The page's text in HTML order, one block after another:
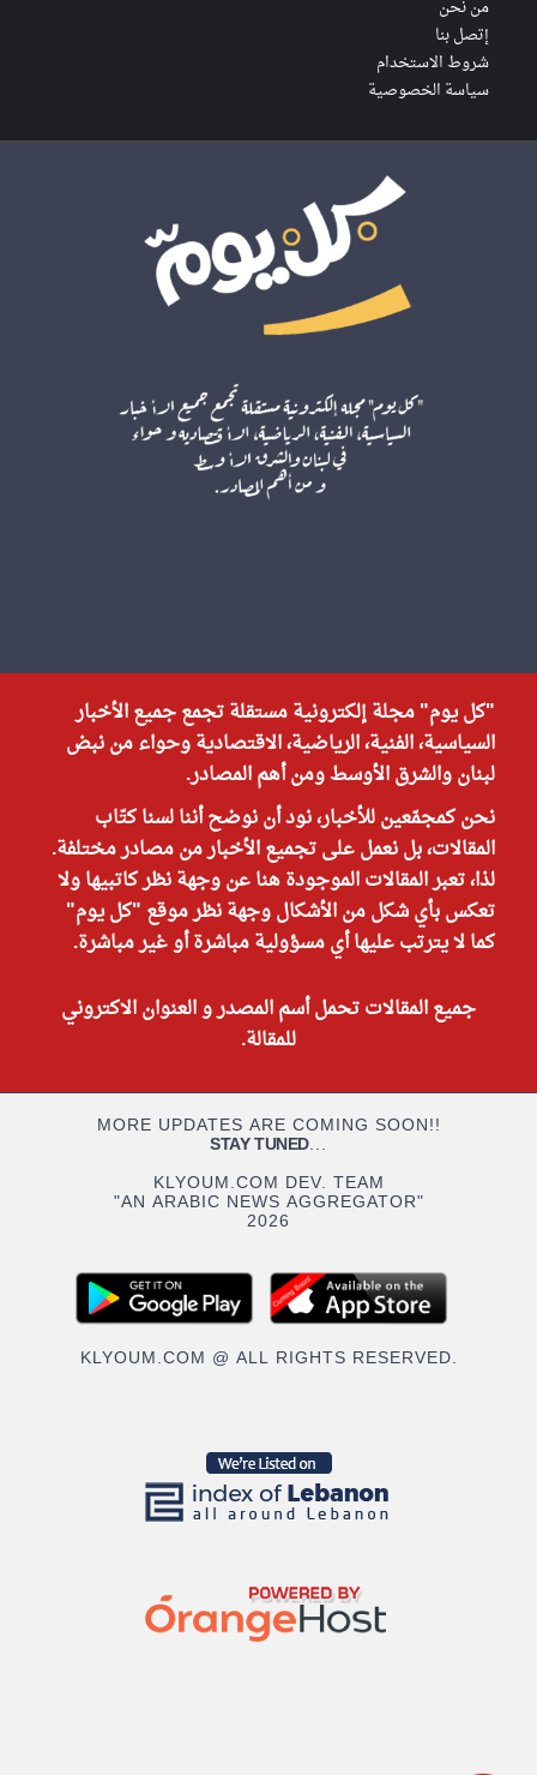
من نحن
إتصل بنا
شروط الاستخدام
سياسة الخصوصية
"كل يوم" مجلة إلكترونية مستقلة تجمع جميع الأخبار
السياسية، الفنية، الرياضية، الاقتصادية وحواء من نبض
لبنان والشرق الأوسط ومن أهم المصادر.
نحن كمجمّعين للأخبار، نود أن نوضح أننا لسنا كتّاب
المقالات، بل نعمل على تجميع الأخبار من مصادر مختلفة.
لذا، تعبر المقالات الموجودة هنا عن وجهة نظر كاتبيها ولا
تعكس بأي شكل من الأشكال وجهة نظر موقع "كل يوم"
كما لا يترتب عليها أي مسؤولية مباشرة أو غير مباشرة.
جميع المقالات تحمل أسم المصدر و العنوان الاكتروني
للمقالة.
MORE UPDATES ARE COMING SOON!!
STAY TUNED...
KLYOUM.COM DEV. TEAM
"AN ARABIC NEWS AGGREGATOR"
2026
KLYOUM.COM @ ALL RIGHTS RESERVED.